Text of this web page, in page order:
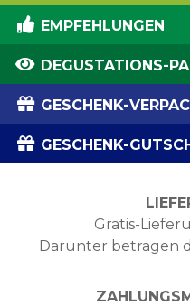
EMPFEHLUNGEN
DEGUSTATIONS-
GESCHENK-
GESCHENK-
Gratis-
Darunter betragen